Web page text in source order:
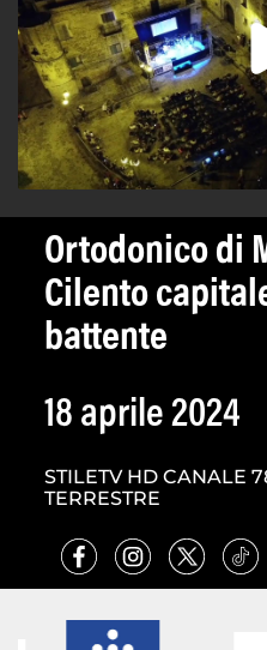
Ortodonico di
Cilento
battente
18 aprile 2024
STILETV HD CANALE
TERRESTRE